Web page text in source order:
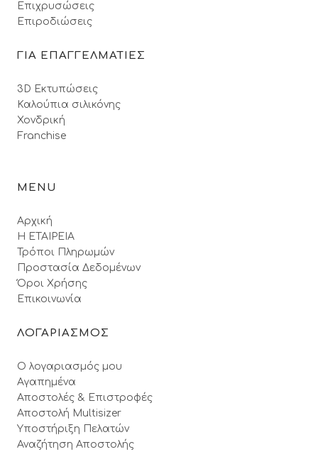
Επιχρυσώσεις
Επιροδιώσεις
ΓΙΑ ΕΠΑΓΓΕΛΜΑΤΙΕΣ
3D Εκτυπώσεις
Καλούπια σιλικόνης
Χονδρική
Franchise
MENU
Αρχική
Η ΕΤΑΙΡΕΙΑ
Τρόποι Πληρωμών
Προστασία Δεδομένων
Όροι Xρήσης
Επικοινωνία
ΛΟΓΑΡΙΑΣΜΟΣ
Ο λογαριασμός μου
Αγαπημένα
Αποστολές & Επιστροφές
Αποστολή Multisizer
Υποστήριξη Πελατών
Αναζήτηση Αποστολής